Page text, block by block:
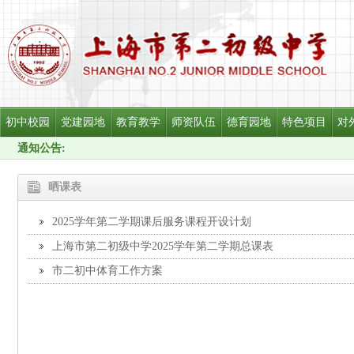
初中校园 党建园地 教育教学 师资队伍 德育园地 特色项目 对
通知公告:
晒课表
2025学年第二学期课后服务课程开设计划
上海市第二初级中学2025学年第二学期总课表
市二初中体育工作方案